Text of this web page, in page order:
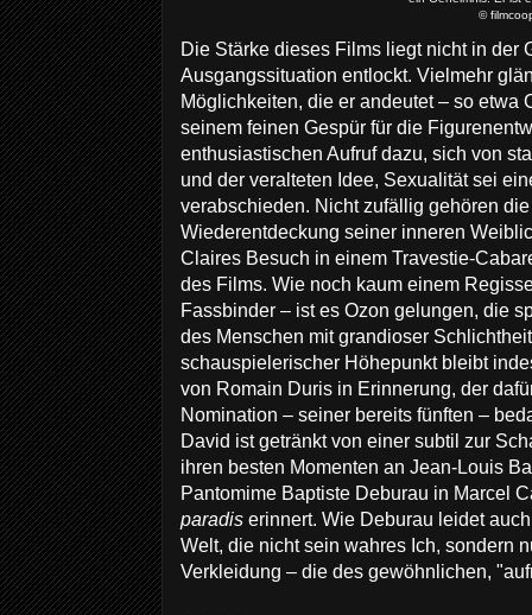
©
Die Stärke dieses Films liegt nicht in der
Ausgangssituation entlockt. Vielmehr
Möglichkeiten, die er andeutet – so etwa
seinem feinen Gespür für die
enthusiastischen Aufruf dazu, sich von
und der veralteten Idee, Sexualität sei
verabschieden. Nicht zufällig gehören
Wiederentdeckung seiner inneren
Claires Besuch in einem Travestie-
des Films. Wie noch kaum einem
Fassbinder – ist es Ozon gelungen, die
des Menschen mit grandioser
schauspielerischer Höhepunkt bleibt
von Romain Duris in Erinnerung, der
Nomination – seiner bereits fünften –
David ist getränkt von einer subtil zur
ihren besten Momenten an Jean-Louis
Pantomime Baptiste Deburau in Marcel
paradis erinnert. Wie Deburau leidet
Welt, die nicht sein wahres Ich, sondern
Verkleidung – die des gewöhnlichen,